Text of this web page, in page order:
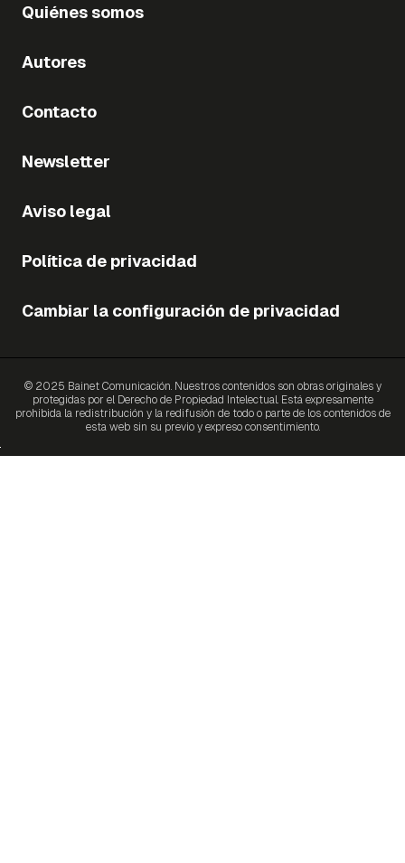
Quiénes somos
Autores
Contacto
Newsletter
Aviso legal
Política de privacidad
Cambiar la configuración de privacidad
© 2025 Bainet Comunicación. Nuestros contenidos son obras originales y
protegidas por el Derecho de Propiedad Intelectual. Está expresamente
prohibida la redistribución y la redifusión de todo o parte de los contenidos de
esta web sin su previo y expreso consentimiento.